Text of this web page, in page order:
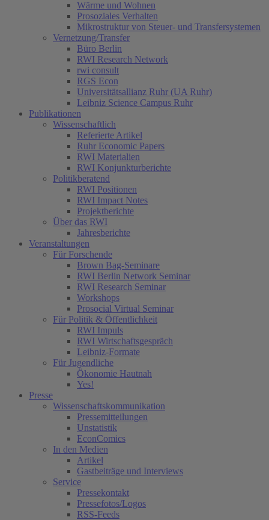
Wärme und Wohnen
Prosoziales Verhalten
Mikrostruktur von Steuer- und Transfersystemen
Vernetzung/Transfer
Büro Berlin
RWI Research Network
rwi consult
RGS Econ
Universitätsallianz Ruhr (UA Ruhr)
Leibniz Science Campus Ruhr
Publikationen
Wissenschaftlich
Referierte Artikel
Ruhr Economic Papers
RWI Materialien
RWI Konjunkturberichte
Politikberatend
RWI Positionen
RWI Impact Notes
Projektberichte
Über das RWI
Jahresberichte
Veranstaltungen
Für Forschende
Brown Bag-Seminare
RWI Berlin Network Seminar
RWI Research Seminar
Workshops
Prosocial Virtual Seminar
Für Politik & Öffentlichkeit
RWI Impuls
RWI Wirtschaftsgespräch
Leibniz-Formate
Für Jugendliche
Ökonomie Hautnah
Yes!
Presse
Wissenschaftskommunikation
Pressemitteilungen
Unstatistik
EconComics
In den Medien
Artikel
Gastbeiträge und Interviews
Service
Pressekontakt
Pressefotos/Logos
RSS-Feeds